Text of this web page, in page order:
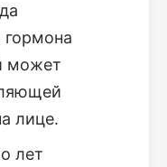
гормона
может
лице.
лет